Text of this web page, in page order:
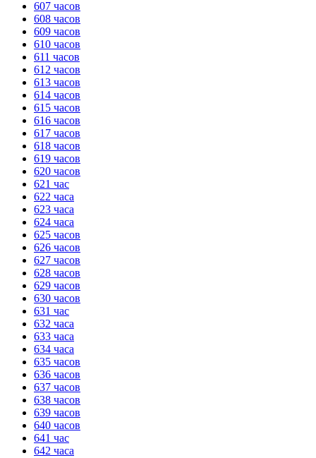
HANDY TIMERS
607 часов
608 часов
609 часов
610 часов
611 часов
612 часов
613 часов
614 часов
615 часов
616 часов
617 часов
618 часов
619 часов
620 часов
621 час
622 часа
623 часа
624 часа
625 часов
626 часов
627 часов
628 часов
629 часов
630 часов
631 час
632 часа
633 часа
634 часа
635 часов
636 часов
637 часов
638 часов
639 часов
640 часов
641 час
642 часа